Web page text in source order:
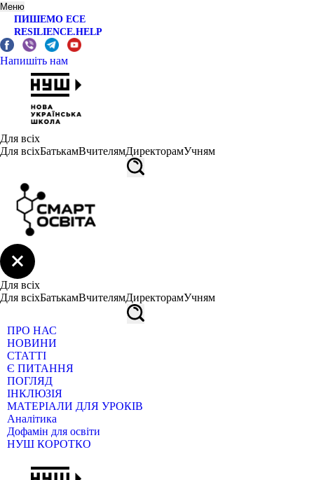
Меню
ПИШЕМО ЕСЕ
RESILIENCE.HELP
Напишіть нам
Для всіх
Для всіхБатькамВчителямДиректорамУчням
Для всіх
Для всіхБатькамВчителямДиректорамУчням
ПРО НАС
НОВИНИ
СТАТТІ
Є ПИТАННЯ
ПОГЛЯД
ІНКЛЮЗІЯ
МАТЕРІАЛИ ДЛЯ УРОКІВ
Аналітика
Дофамін для освіти
НУШ КОРОТКО